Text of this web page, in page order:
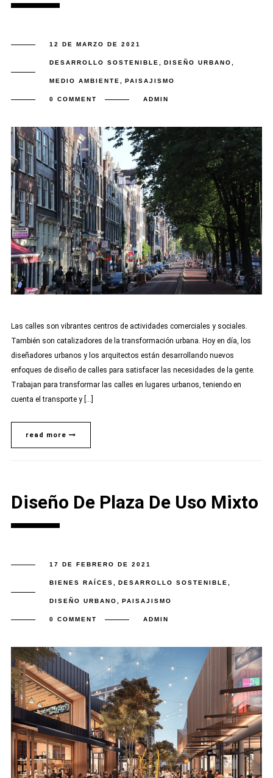
12 DE MARZO DE 2021
DESARROLLO SOSTENIBLE DISEÑO URBANO
MEDIO AMBIENTE PAISAJISMO
0 COMMENT ADMIN
Las calles son vibrantes centros de actividades comerciales y sociales.
También son catalizadores de la transformación urbana. Hoy en día, los
diseñadores urbanos y los arquitectos están desarrollando nuevos
enfoques de diseño de calles para satisfacer las necesidades de la gente.
Trabajan para transformar las calles en lugares urbanos, teniendo en
cuenta el transporte y […]
read more
Diseño De Plaza De Uso Mixto
17 DE FEBRERO DE 2021
BIENES RAÍCES DESARROLLO SOSTENIBLE
DISEÑO URBANO PAISAJISMO
0 COMMENT ADMIN